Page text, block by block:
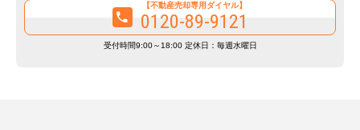
【不動産売却専用ダイヤル】
0120-89-9121
受付時間9:00～18:00 定休日：毎週水曜日